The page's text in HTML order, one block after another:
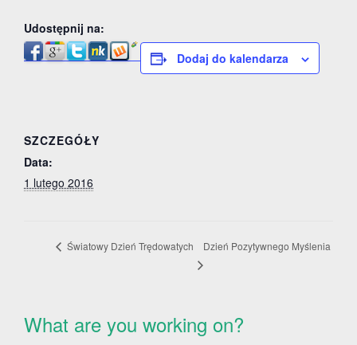
Udostępnij na:
Dodaj do kalendarza
SZCZEGÓŁY
Data:
1 lutego 2016
Światowy Dzień Trędowatych Dzień Pozytywnego Myślenia
What are you working on?